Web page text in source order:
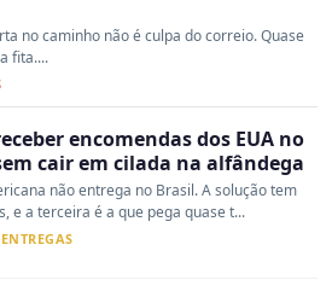
no caminho não é culpa do correio. Quase
fita....
encomendas dos EUA no
cair em cilada na alfândega
não entrega no Brasil. A solução tem
e a terceira é a que pega quase t...